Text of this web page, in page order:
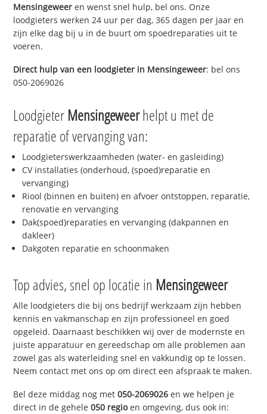
Mensingeweer en wenst snel hulp, bel ons. Onze
loodgieters werken 24 uur per dag, 365 dagen per jaar en
zijn elke dag bij u in de buurt om spoedreparaties uit te
voeren.
Direct hulp van een loodgieter in Mensingeweer: bel ons
050-2069026
Loodgieter Mensingeweerhelpt u met de
reparatie of vervanging van:
Loodgieterswerkzaamheden (water- en gasleiding)
CV installaties (onderhoud, (spoed)reparatie en
vervanging)
Riool (binnen en buiten) en afvoer ontstoppen, reparatie,
renovatie en vervanging
Dak(spoed)reparaties en vervanging (dakpannen en
dakleer)
Dakgoten reparatie en schoonmaken
Top advies, snel op locatie in Mensingeweer
Alle loodgieters die bij ons bedrijf werkzaam zijn hebben
kennis en vakmanschap en zijn professioneel en goed
opgeleid. Daarnaast beschikken wij over de modernste en
juiste apparatuur en gereedschap om alle problemen aan
zowel gas als waterleiding snel en vakkundig op te lossen.
Neem contact met ons op om direct een afspraak te maken.
Bel deze middag nog met050-2069026 en we helpen je
direct in de gehele050 regioen omgeving, dus ook in: